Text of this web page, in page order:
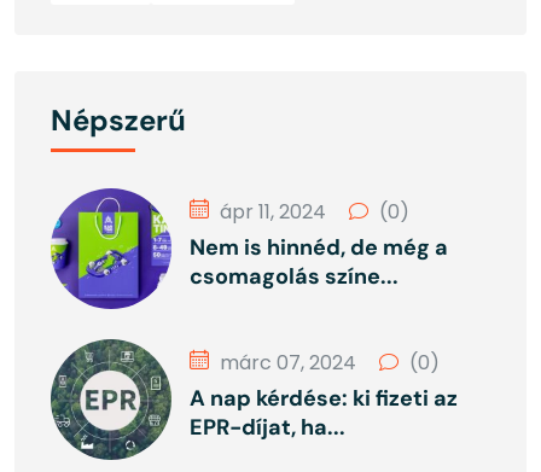
Népszerű
ápr 11, 2024 (0)
Nem is hinnéd, de még a
csomagolás színe...
márc 07, 2024 (0)
A nap kérdése: ki fizeti az
EPR-díjat, ha...